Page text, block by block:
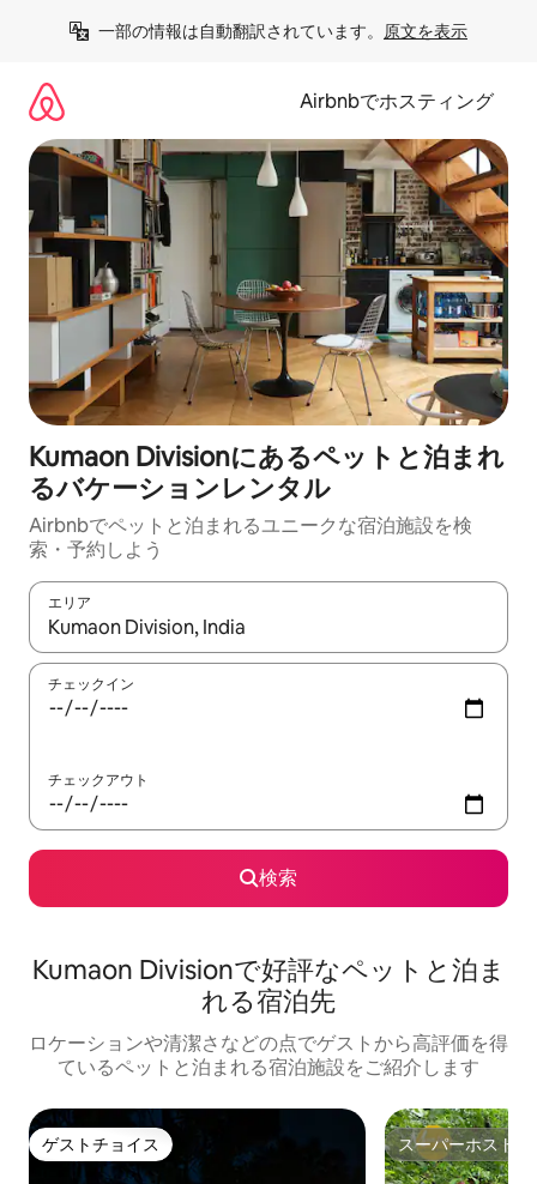
一部の情報は自動翻訳されています。 原文を表示
Airbnbでホスティング
Kumaon Divisionにあるペットと泊まれ
るバケーションレンタル
Airbnbでペットと泊まれるユニークな宿泊施設を検
索・予約しよう
エリア
検索結果が表示されたら、上下の矢印キーを使って移動するか
チェックイン
チェックアウト
検索
Kumaon Divisionで好評なペットと泊ま
れる宿泊先
ロケーションや清潔さなどの点でゲストから高評価を得
ているペットと泊まれる宿泊施設をご紹介します
ゲストチョイス
ゲストチョイス スーパーホスト
スーパーホスト